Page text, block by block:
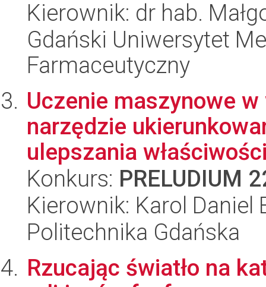
Kierownik: dr hab.
Gdański Uniwersytet
Farmaceutyczny
Uczenie maszynowe
narzędzie
ulepszania
Konkurs: PRELUDIUM
Kierownik: Karol Daniel
Politechnika Gdańska
Rzucając światło na